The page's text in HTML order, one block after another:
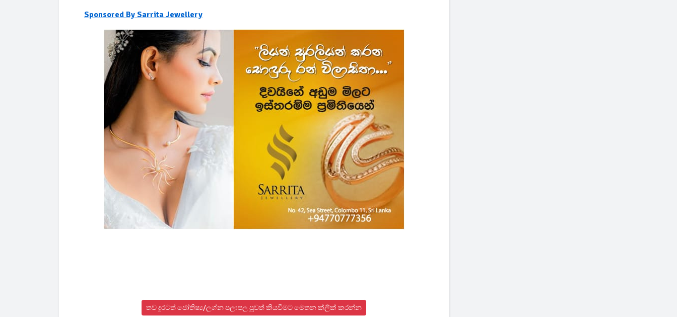
Sponsored By Sarrita Jewellery
තව දුරටත් ජෝතිෂ්‍ය/ලග්න පලාපල පුවත් කියවීමට මෙතන ක්ලික් කරන්න